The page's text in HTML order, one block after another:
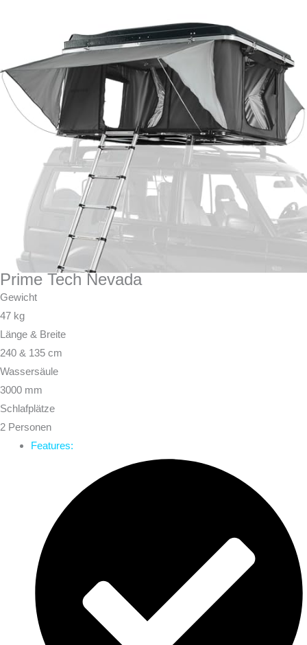
Prime Tech Nevada
Gewicht
47 kg
Länge & Breite
240 & 135 cm
Wassersäule
3000 mm
Schlafplätze
2 Personen
Features: